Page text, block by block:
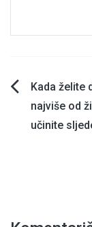
članaka
Kada želite
najviše od
učinite